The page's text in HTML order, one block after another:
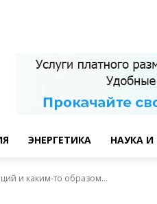
ЭНЕРГЕТИКА НАУКА И
и каким-то образом...